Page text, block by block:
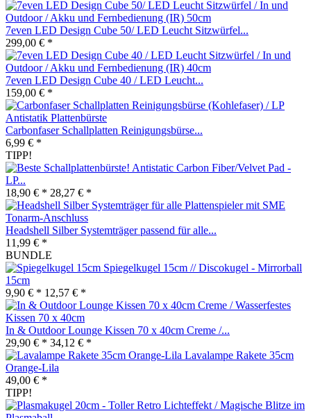
7even LED Design Cube 50/ LED Leucht Sitzwürfel...
299,00 € *
7even LED Design Cube 40 / LED Leucht...
159,00 € *
Carbonfaser Schallplatten Reinigungsbürse...
6,99 € *
TIPP!
Antistatic Carbon Fiber/Velvet Pad -
LP...
18,90 € * 28,27 € *
Headshell Silber Systemträger passend für alle...
11,99 € *
BUNDLE
Spiegelkugel 15cm // Discokugel - Mirrorball
15cm
9,90 € * 12,57 € *
In & Outdoor Lounge Kissen 70 x 40cm Creme /...
29,90 € * 34,12 € *
Lavalampe Rakete 35cm
Orange-Lila
49,00 € *
TIPP!